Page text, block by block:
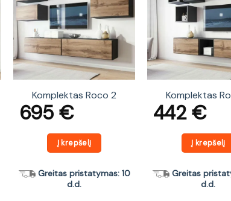
Komplektas Roco 2
695€
Į krepšelį
Greitas pristatymas: 10
d.d.
Komplektas
442€
Į krepšelį
Greitas
d.d.